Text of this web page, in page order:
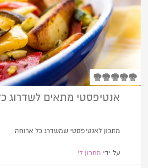
אנטיפסטי מתאים לשדרוג
מתכון לאנטיפסטי שמשדרג כל ארוחה
על ידי מתכון לי